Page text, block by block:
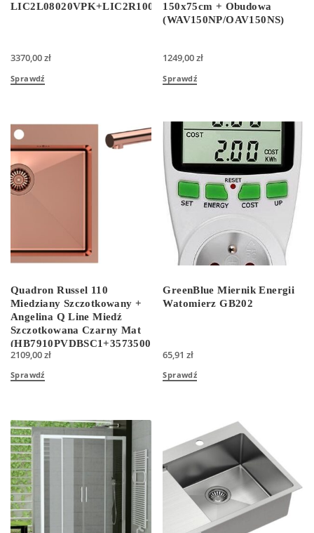
LIC2L08020VPK+LIC2R10020VPK
3370,00zł
Sprawdź
150x75cm + Obudowa
(WAV150NP/OAV150NS)
1249,00zł
Sprawdź
Quadron Russel 110
Miedziany Szczotkowany +
Angelina Q Line Miedź
Szczotkowana Czarny Mat
(HB7910PVDBSC1+3573500BLMPVDC1)
2109,00zł
Sprawdź
GreenBlue Miernik Energii
Watomierz GB202
65,91zł
Sprawdź